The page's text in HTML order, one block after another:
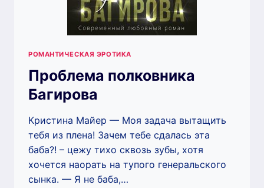
РОМАНТИЧЕСКАЯ ЭРОТИКА
Проблема полковника
Багирова
Кристина Майер — Моя задача вытащить
тебя из плена! Зачем тебе сдалась эта
баба?! – цежу тихо сквозь зубы, хотя
хочется наорать на тупого генеральского
сынка. — Я не баба,…